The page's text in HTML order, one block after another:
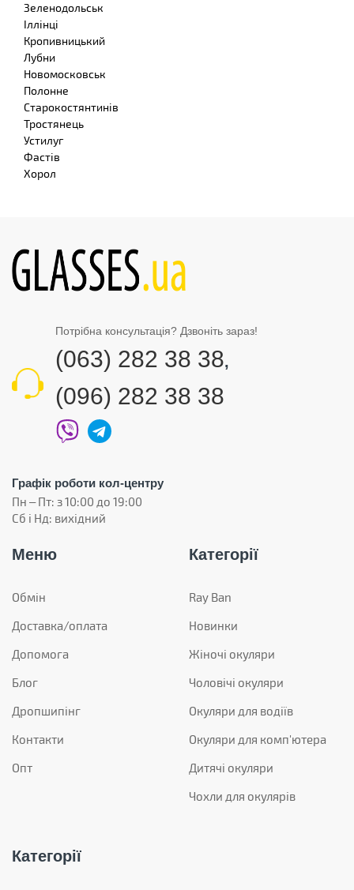
Зеленодольськ
Іллінці
Кропивницький
Лубни
Новомосковськ
Полонне
Старокостянтинів
Тростянець
Устилуг
Фастів
Хорол
Потрібна консультація? Дзвоніть зараз!
(063) 282 38 38,
(096) 282 38 38
Графік роботи кол-центру
Пн – Пт: з 10:00 до 19:00
Сб і Нд: вихідний
Меню
Обмін
Доставка/оплата
Допомога
Блог
Дропшипінг
Контакти
Опт
Категорії
Ray Ban
Новинки
Жіночі окуляри
Чоловічі окуляри
Окуляри для водіїв
Окуляри для комп'ютера
Дитячі окуляри
Чохли для окулярів
Категорії